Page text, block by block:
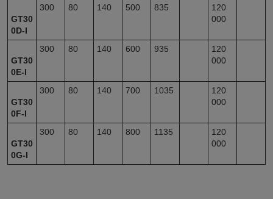
GT30
0D-I
300 80 140 500 835
120
000
GT30
0E-I
300 80 140 600 935
120
000
GT30
0F-I
300 80 140 700 1035
120
000
GT30
0G-I
300 80 140 800 1135
120
000